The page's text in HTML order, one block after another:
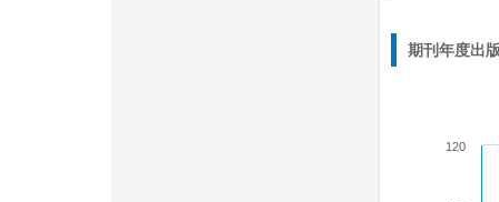
期刊年度出
120